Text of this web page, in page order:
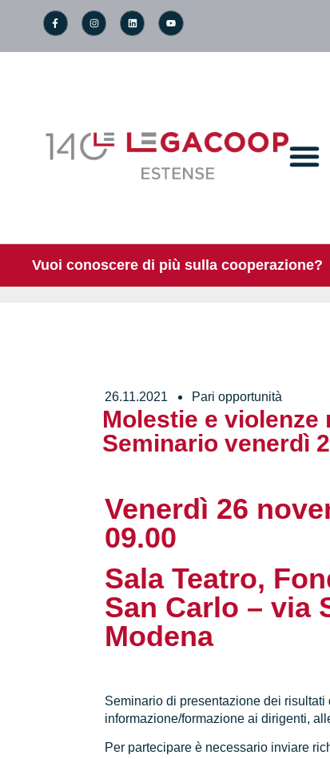
Vuoi conoscere di più sulla cooperazione?
26.11.2021 Pari opportunità
Molestie e
Seminario venerdì
Venerdì 26
09.00
Sala Teatro,
San Carlo – via
Modena
Seminario di presentazione dei
informazione/formazione ai dirigenti,
Per partecipare è necessario inviare